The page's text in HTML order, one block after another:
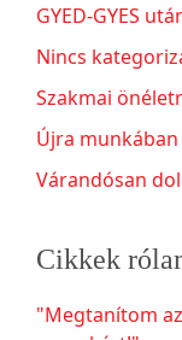
GYED-GYES
Nincs
Szakmai
Újra munkában
Várandósan
Cikkek
"Megtanítom